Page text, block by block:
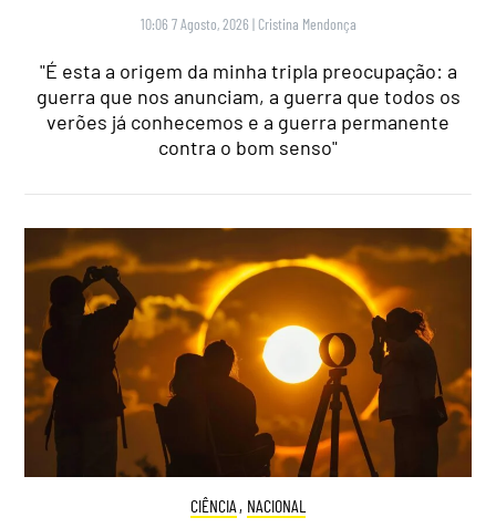
10:06 7 Agosto, 2026 | Cristina Mendonça
"É esta a origem da minha tripla preocupação: a
guerra que nos anunciam, a guerra que todos os
verões já conhecemos e a guerra permanente
contra o bom senso"
CIÊNCIA , NACIONAL